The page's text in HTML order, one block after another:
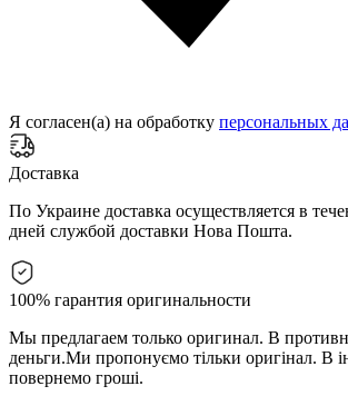
Я согласен(а) на обработку персональных
Доставка
По Украине доставка осуществляется в
дней службой доставки Нова Пошта.
100% гарантия оригинальности
Мы предлагаем только оригинал. В
деньги.Ми пропонуємо тільки оригінал. В
повернемо гроші.